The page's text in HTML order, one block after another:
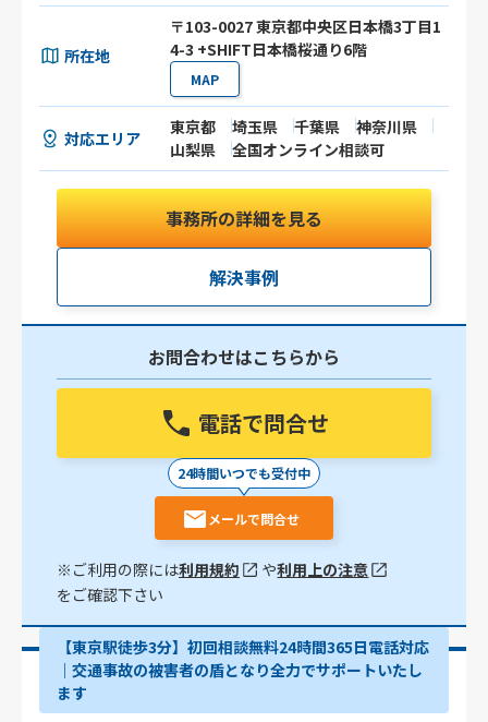
所在地
〒103-0027 東京都中央区日本橋3丁目1
4-3 +SHIFT日本橋桜通り6階
MAP
対応エリア
東京都 埼玉県 千葉県
神奈川県
山梨県
全国オンライン相談可
事務所の詳細を見る
解決事例
お問合わせはこちらから
電話で問合せ
24時間いつでも受付中
メールで問合せ
※ご利用の際には利用規約 や利用上の注意
をご確認下さい
【東京駅徒歩3分】初回相談無料24時間365日電話対応
｜交通事故の被害者の盾となり全力でサポートいたし
ます